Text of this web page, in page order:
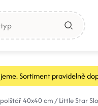
Sortiment pravidelně
40x40 cm / Little Star